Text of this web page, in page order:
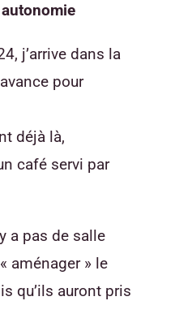
j’arrive dans la
pour
déjà là,
café servi par
a pas de salle
aménager » le
qu’ils auront pris